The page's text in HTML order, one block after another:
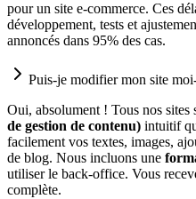
pour un site e-commerce. Ces
développement, tests et
annoncés dans 95% des cas.
Puis-je modifier mon site
Oui, absolument ! Tous nos sites
de gestion de contenu) intuitif
facilement vos textes, images,
de blog. Nous incluons une
utiliser le back-office. Vous
complète.